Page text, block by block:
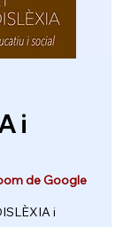
i
de Google
i